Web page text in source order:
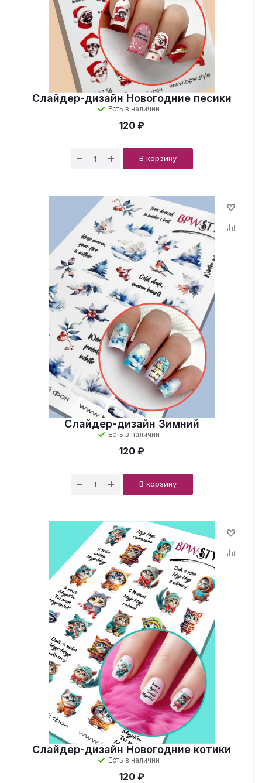
Слайдер-дизайн Новогодние песики
Есть в наличии
120 ₽
В корзину
Слайдер-дизайн Зимний
Есть в наличии
120 ₽
В корзину
Слайдер-дизайн Новогодние котики
Есть в наличии
120 ₽